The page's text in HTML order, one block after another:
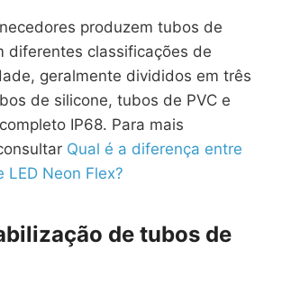
produzem tubos de
diferentes classificações de
geralmente divididos em três
de silicone, tubos de PVC e
IP68. Para mais
Qual é a diferença entre
LED Neon Flex?
de tubos de